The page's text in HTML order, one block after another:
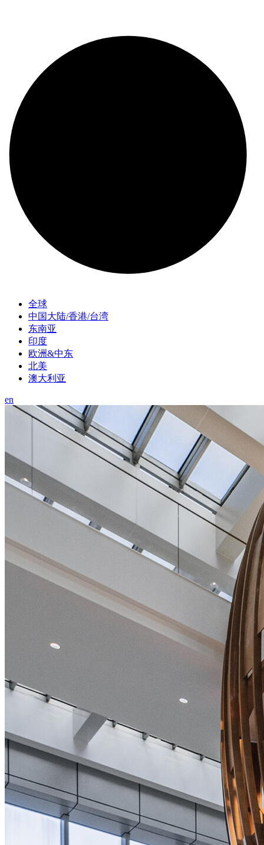
全球
中国大陆/香港/台湾
东南亚
印度
欧洲&中东
北美
澳大利亚
en